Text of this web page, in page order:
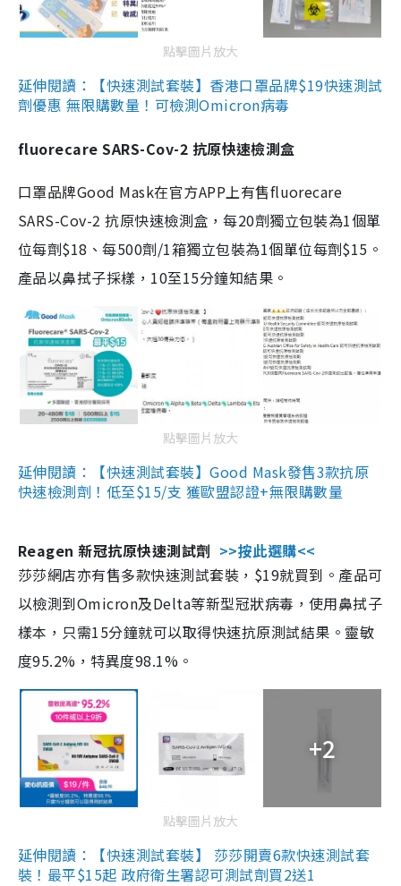
點擊圖片放大
延伸閱讀：【快速測試套裝】香港口罩品牌$19快速測試
劑優惠 無限購數量！可檢測Omicron病毒
fluorecare SARS-Cov-2 抗原快速檢測盒
口罩品牌Good Mask在官方APP上有售fluorecare
SARS-Cov-2 抗原快速檢測盒，每20劑獨立包裝為1個單
位每劑$18、每500劑/1箱獨立包裝為1個單位每劑$15。
產品以鼻拭子採樣，10至15分鐘知結果。
點擊圖片放大
延伸閱讀：【快速測試套裝】Good Mask發售3款抗原
快速檢測劑！低至$15/支 獲歐盟認證+無限購數量
Reagen 新冠抗原快速測試劑 >>按此選購<<
莎莎網店亦有售多款快速測試套裝，$19就買到。產品可
以檢測到Omicron及Delta等新型冠狀病毒，使用鼻拭子
樣本，只需15分鐘就可以取得快速抗原測試結果。靈敏
度95.2%，特異度98.1%。
+2
點擊圖片放大
延伸閱讀：【快速測試套裝】 莎莎開賣6款快速測試套
裝！最平$15起 政府衛生署認可測試劑買2送1